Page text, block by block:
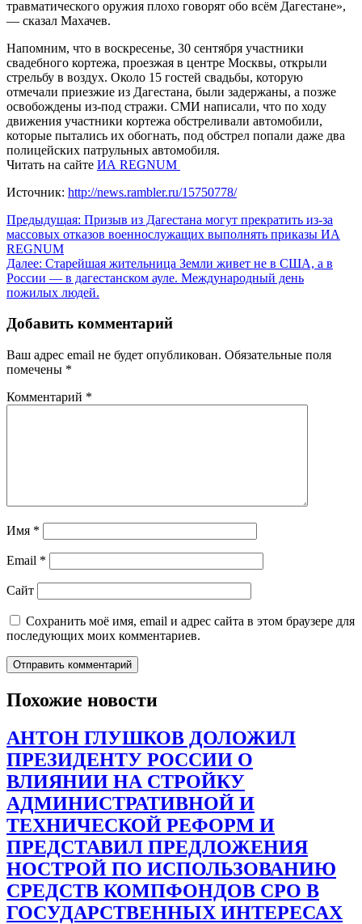
травматического оружия плохо говорят обо всём Дагестане»,
— сказал Махачев.
Напомним, что в воскресенье, 30 сентября участники
свадебного кортежа, проезжая в центре Москвы, открыли
стрельбу в воздух. Около 15 гостей свадьбы, которую
отмечали приезжие из Дагестана, были задержаны, а позже
освобождены из-под стражи. СМИ написали, что по ходу
движения участники кортежа обстреливали автомобили,
которые пытались их обогнать, под обстрел попали даже два
полицейских патрульных автомобиля.
Читать на сайте ИА REGNUM
Источник: http://news.rambler.ru/15750778/
Навигация
по
записям
Предыдущая: Призыв из Дагестана могут прекратить из-за
массовых отказов военнослужащих выполнять приказы ИА
REGNUM
Далее: Старейшая жительница Земли живет не в США, а в
России — в дагестанском ауле. Международный день
пожилых людей.
Добавить комментарий
Ваш адрес email не будет опубликован. Обязательные поля
помечены *
Комментарий *
Имя *
Email *
Сайт
Сохранить моё имя, email и адрес сайта в этом браузере для
последующих моих комментариев.
Похожие новости
АНТОН ГЛУШКОВ ДОЛОЖИЛ
ПРЕЗИДЕНТУ РОССИИ О
ВЛИЯНИИ НА СТРОЙКУ
АДМИНИСТРАТИВНОЙ И
ТЕХНИЧЕСКОЙ РЕФОРМ И
ПРЕДСТАВИЛ ПРЕДЛОЖЕНИЯ
НОСТРОЙ ПО ИСПОЛЬЗОВАНИЮ
СРЕДСТВ КОМПФОНДОВ СРО В
ГОСУДАРСТВЕННЫХ ИНТЕРЕСАХ